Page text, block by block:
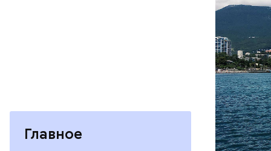
Главное